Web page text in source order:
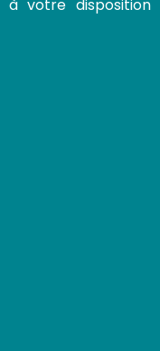
votre disposition